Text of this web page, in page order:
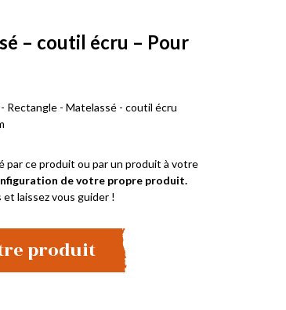
– coutil écru – Pour
Rectangle - Matelassé - coutil écru
par ce produit ou par un produit à votre
de votre propre produit.
laissez vous guider !
produit